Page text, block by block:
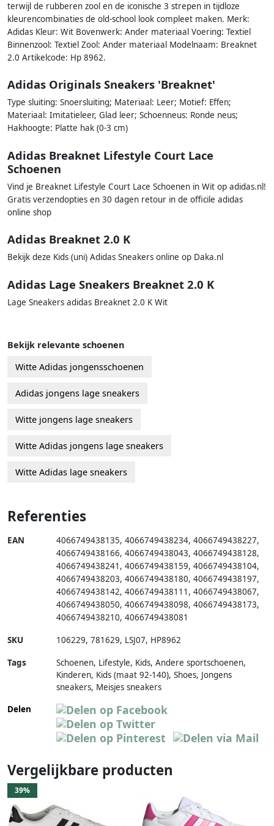
terwijl de rubberen zool en de iconische 3 strepen in tijdloze
kleurencombinaties de old-school look compleet maken. Merk:
Adidas Kleur: Wit Bovenwerk: Ander materiaal Voering: Textiel
Binnenzool: Textiel Zool: Ander materiaal Modelnaam: Breaknet
2.0 Artikelcode: Hp 8962.
Adidas Originals Sneakers 'Breaknet'
Type sluiting: Snoersluiting; Materiaal: Leer; Motief: Effen;
Materiaal: Imitatieleer, Glad leer; Schoenneus: Ronde neus;
Hakhoogte: Platte hak (0-3 cm)
Adidas Breaknet Lifestyle Court Lace
Schoenen
Vind je Breaknet Lifestyle Court Lace Schoenen in Wit op adidas.nl!
Gratis verzendopties en 30 dagen retour in de officile adidas
online shop
Adidas Breaknet 2.0 K
Bekijk deze Kids (uni) Adidas Sneakers online op Daka.nl
Adidas Lage Sneakers Breaknet 2.0 K
Lage Sneakers adidas Breaknet 2.0 K Wit
Bekijk relevante schoenen
Witte Adidas jongensschoenen
Adidas jongens lage sneakers
Witte jongens lage sneakers
Witte Adidas jongens lage sneakers
Witte Adidas lage sneakers
Referenties
EAN 4066749438135, 4066749438234, 4066749438227,
4066749438166, 4066749438043, 4066749438128,
4066749438241 , 4066749438159, 4066749438104,
4066749438203, 4066749438180, 4066749438197,
4066749438142, 4066749438111 , 4066749438067,
4066749438050, 4066749438098, 4066749438173,
4066749438210, 4066749438081
SKU 106229, 781629, LSJ07, HP8962
Tags
Schoenen, Lifestyle, Kids, Andere sportschoenen,
Kinderen, Kids (maat 92-140), Shoes, Jongens
sneakers, Meisjes sneakers
Delen
Vergelijkbare producten
39%